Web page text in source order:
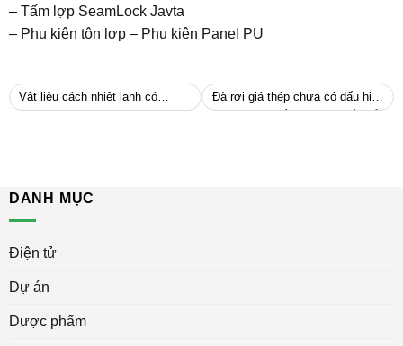
DANH MỤC
Điện tử
Dự án
Dược phẩm
– Tấm lợp SeamLock Javta
– Phụ kiện tôn lợp – Phụ kiện Panel PU
Vật liệu cách nhiệt lạnh có
những loại nào?
Đà rơi giá thép chưa có dấu hiệu
dừng lại, nhiều đại lý muốn đẩy